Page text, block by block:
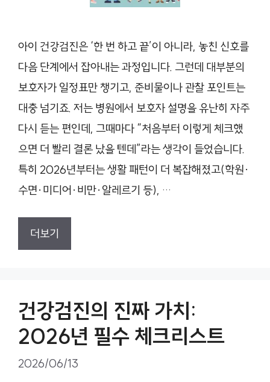
아이 건강검진은 ‘한 번 하고 끝’이 아니라, 놓친 신호를
다음 단계에서 잡아내는 과정입니다. 그런데 대부분의
보호자가 일정표만 챙기고, 준비물이나 관찰 포인트는
대충 넘기죠. 저는 병원에서 보호자 설명을 유난히 자주
다시 듣는 편인데, 그때마다 “처음부터 이렇게 체크했
으면 더 빨리 결론 났을 텐데”라는 생각이 들었습니다.
특히 2026년부터는 생활 패턴이 더 복잡해졌고(학원·
수면·미디어·비만·알레르기 등), …
더보기
건강검진의 진짜 가치:
2026년 필수 체크리스트
2026/06/13